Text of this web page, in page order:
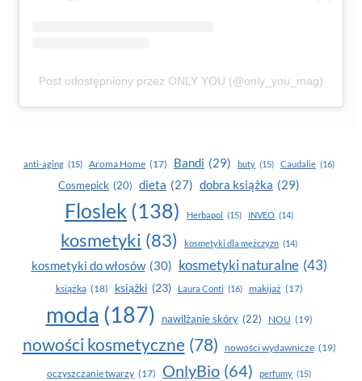
Post udostępniony przez ONLY YOU (@only_you_mag)
anti-aging (15) Aroma Home (17) Bandi (29) buty (15) Caudalie (16)
Cosmepick (20) dieta (27) dobra książka (29)
Floslek (138) Herbapol (15) INVEO (14)
kosmetyki (83) kosmetyki dla mężczyzn (14)
kosmetyki do włosów (30) kosmetyki naturalne (43)
książka (18) książki (23) Laura Conti (16) makijaż (17)
moda (187) nawilżanie skóry (22) NOU (19)
nowości kosmetyczne (78) nowości wydawnicze (19)
oczyszczanie twarzy (17) OnlyBio (64) perfumy (15)